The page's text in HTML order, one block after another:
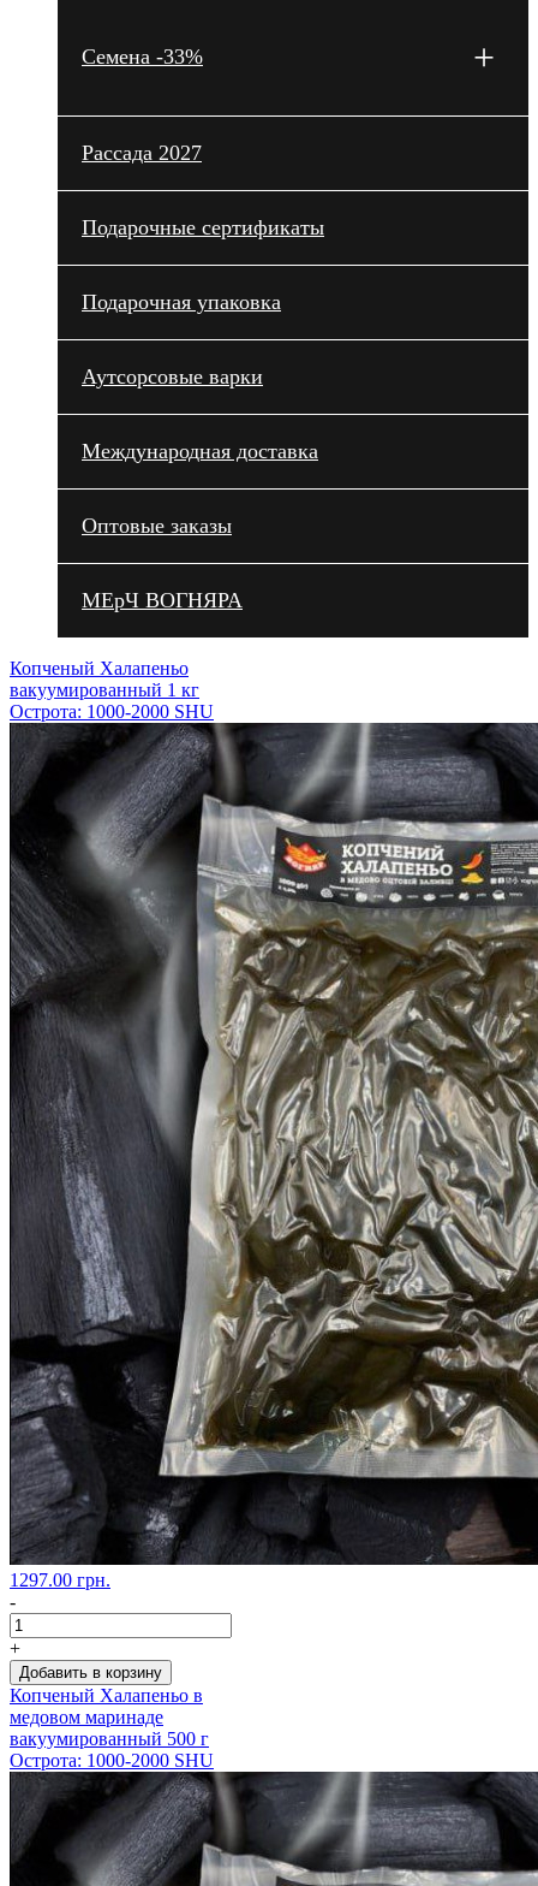
Семена -33% +
Рассада 2027
Подарочные сертификаты
Подарочная упаковка
Аутсорсовые варки
Международная доставка
Оптовые заказы
МЕрЧ ВОГНЯРА
Копченый Халапеньо
вакуумированный 1 кг
Острота: 1000-2000 SHU
1297.00 грн.
-
+
Добавить в корзину
Копченый Халапеньо в
медовом маринаде
вакуумированный 500 г
Острота: 1000-2000 SHU